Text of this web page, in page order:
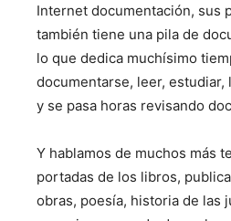
Internet documentación, sus
también tiene una pila de
lo que dedica muchísimo
documentarse, leer, estudiar,
y se pasa horas revisando
Y hablamos de muchos más
portadas de los libros,
obras, poesía, historia de las